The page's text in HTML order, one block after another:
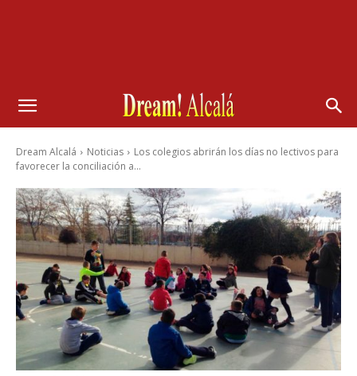
Dream Alcalá Noticias
Los colegios abrirán los días no lectivos para
favorecer la conciliación a...